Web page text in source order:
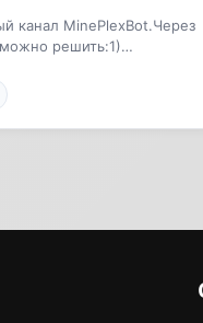
канал MinePlexBot.Через
решить:1)